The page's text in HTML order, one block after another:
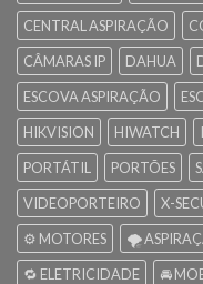
CENTRAL ASPIRAÇÃO
CÂMARAS IP
DAHUA
ESCOVA ASPIRAÇÃO
HIKVISION
HIWATCH
PORTÁTIL
PORTÕES
VIDEOPORTEIRO
X-
⚙️ MOTORES
🌪️
🔁 ELETRICIDADE
🚘